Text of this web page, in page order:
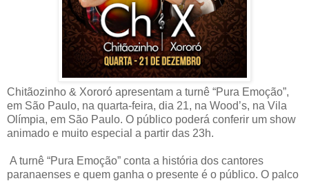
Chitãozinho & Xororó apresentam a turnê “Pura Emoção”,
em São Paulo, na quarta-feira, dia 21, na Wood’s, na Vila
Olímpia, em São Paulo. O público poderá conferir um show
animado e muito especial a partir das 23h.
A turnê “Pura Emoção” conta a história dos cantores
paranaenses e quem ganha o presente é o público. O palco